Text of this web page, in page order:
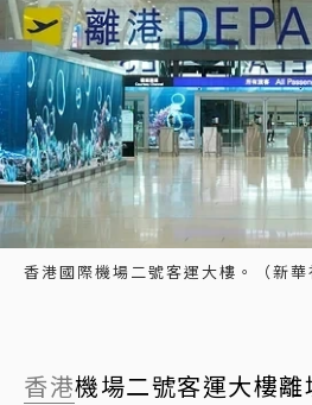
香港國際機場二號客運大樓。（新華
香港機場二號客運大樓